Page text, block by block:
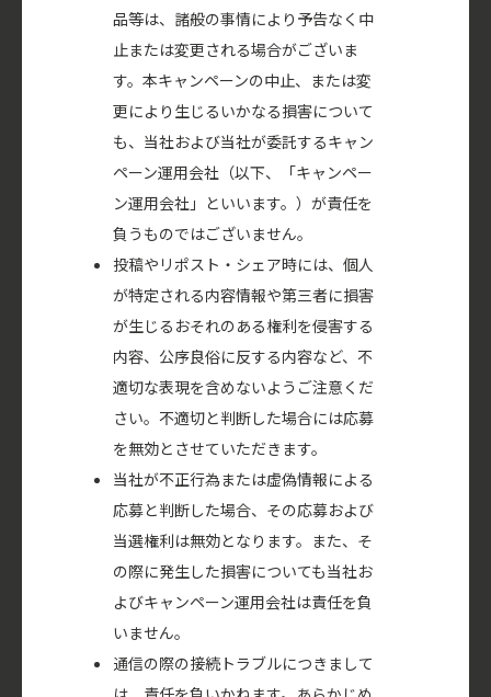
品等は、諸般の事情により予告なく中
止または変更される場合がございま
す。本キャンペーンの中止、または変
更により生じるいかなる損害について
も、当社および当社が委託するキャン
ペーン運用会社（以下、「キャンペー
ン運用会社」といいます。）が責任を
負うものではございません。
投稿やリポスト・シェア時には、個人
が特定される内容情報や第三者に損害
が生じるおそれのある権利を侵害する
内容、公序良俗に反する内容など、不
適切な表現を含めないようご注意くだ
さい。不適切と判断した場合には応募
を無効とさせていただきます。
当社が不正行為または虚偽情報による
応募と判断した場合、その応募および
当選権利は無効となります。また、そ
の際に発生した損害についても当社お
よびキャンペーン運用会社は責任を負
いません。
通信の際の接続トラブルにつきまして